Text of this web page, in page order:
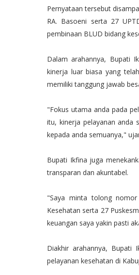
Pernyataan tersebut
RA. Basoeni serta 27
pembinaan BLUD bidang
Dalam arahannya, Bupati
kinerja luar biasa yang
memiliki tanggung jawab
"Fokus utama anda pada
itu, kinerja pelayanan anda
kepada anda semuanya,"
Bupati Ikfina juga
transparan dan akuntabel.
"Saya minta tolong nomor
Kesehatan serta 27
keuangan saya yakin pasti
Diakhir arahannya, Bupati
pelayanan kesehatan di